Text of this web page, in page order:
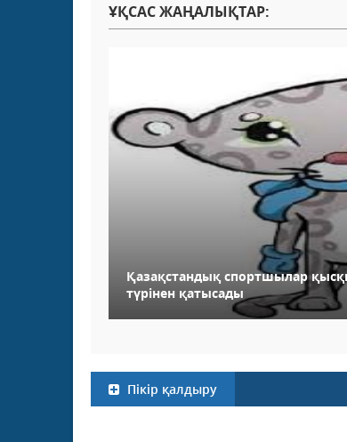
ҰҚСАС ЖАҢАЛЫҚТАР:
Қазақстандық спортшылар
түрінен қатысады
Пікір қалдыру